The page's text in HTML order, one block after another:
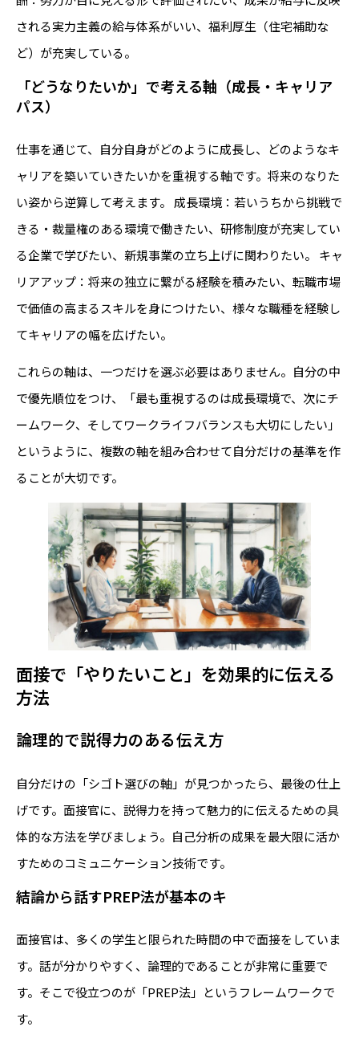
される実力主義の給与体系がいい、福利厚生（住宅補助な
ど）が充実している。
「どうなりたいか」で考える軸（成長・キャリア
パス）
仕事を通じて、自分自身がどのように成長し、どのようなキ
ャリアを築いていきたいかを重視する軸です。将来のなりた
い姿から逆算して考えます。 成長環境：若いうちから挑戦で
きる・裁量権のある環境で働きたい、研修制度が充実してい
る企業で学びたい、新規事業の立ち上げに関わりたい。 キャ
リアアップ：将来の独立に繋がる経験を積みたい、転職市場
で価値の高まるスキルを身につけたい、様々な職種を経験し
てキャリアの幅を広げたい。
これらの軸は、一つだけを選ぶ必要はありません。自分の中
で優先順位をつけ、「最も重視するのは成長環境で、次にチ
ームワーク、そしてワークライフバランスも大切にしたい」
というように、複数の軸を組み合わせて自分だけの基準を作
ることが大切です。
面接で「やりたいこと」を効果的に伝える
方法
論理的で説得力のある伝え方
自分だけの「シゴト選びの軸」が見つかったら、最後の仕上
げです。面接官に、説得力を持って魅力的に伝えるための具
体的な方法を学びましょう。自己分析の成果を最大限に活か
すためのコミュニケーション技術です。
結論から話すPREP法が基本のキ
面接官は、多くの学生と限られた時間の中で面接をしていま
す。話が分かりやすく、論理的であることが非常に重要で
す。そこで役立つのが「PREP法」というフレームワークで
す。